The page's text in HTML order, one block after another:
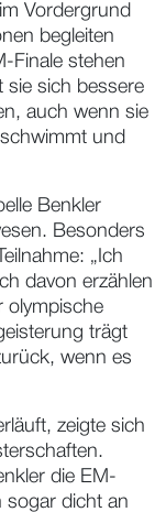
Vordergrund
begleiten
Finale stehen
sie sich bessere
auch wenn sie
und
Benkler
Besonders
„Ich
davon erzählen
olympische
trägt
wenn es
zeigte sich
die EM-
sogar dicht an